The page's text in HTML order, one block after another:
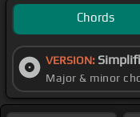
Chords
VERSION:
Major & minor